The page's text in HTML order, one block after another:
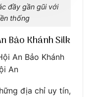
đầy gần gũi với
thống
Bảo Khánh Silk
An Bảo Khánh
An
địa chỉ uy tín,